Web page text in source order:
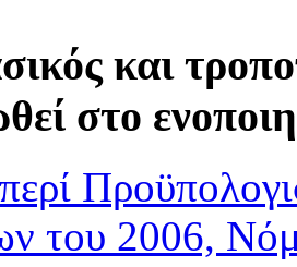
και
στο
του 2006,